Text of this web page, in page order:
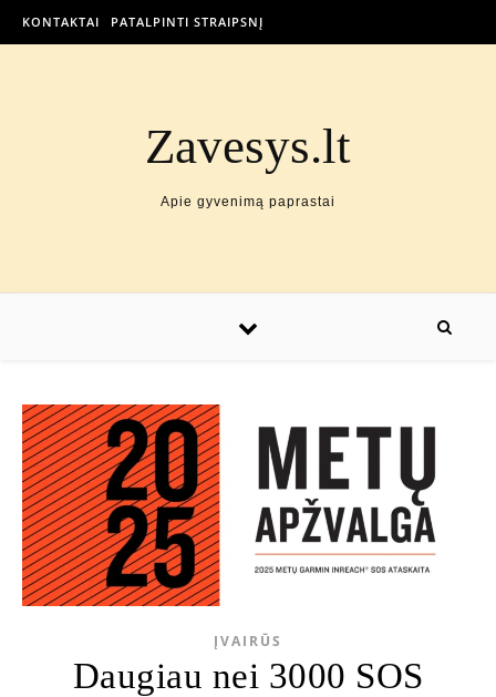
KONTAKTAI PATALPINTI STRAIPSNĮ
Zavesys.lt
Apie gyvenimą paprastai
ĮVAIRŪS
Daugiau nei 3000 SOS